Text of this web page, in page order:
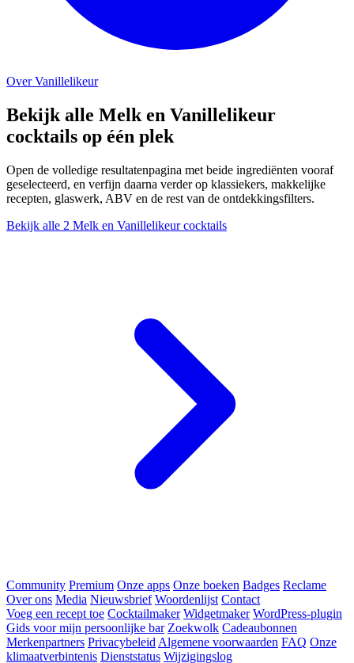
Over Vanillelikeur
Bekijk alle Melk en Vanillelikeur
cocktails op één plek
Open de volledige resultatenpagina met beide ingrediënten vooraf
geselecteerd, en verfijn daarna verder op klassiekers, makkelijke
recepten, glaswerk, ABV en de rest van de ontdekkingsfilters.
Bekijk alle 2 Melk en Vanillelikeur cocktails
Community Premium Onze apps Onze boeken Badges Reclame
Over ons Media Nieuwsbrief Woordenlijst Contact
Voeg een recept toe Cocktailmaker Widgetmaker WordPress-plugin
Gids voor mijn persoonlijke bar Zoekwolk Cadeaubonnen
Merkenpartners Privacybeleid Algemene voorwaarden FAQ Onze
klimaatverbintenis Dienststatus Wijzigingslog